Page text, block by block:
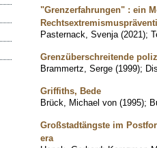
"Grenzerfahrungen" : ein
Pasternack, Svenja (2021);
Grenzüberschreitende
Brammertz, Serge (1999);
Griffiths, Bede
Brück, Michael von (1995);
Großstadtängste im
era